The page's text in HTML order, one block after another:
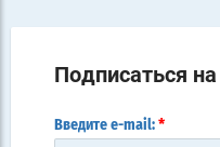
Подписаться
Введите e-mail: *